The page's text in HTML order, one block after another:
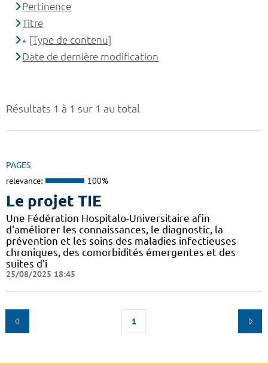
Résultats 1 à 1 sur 1 au total
PAGES
relevance: 100%
Le projet TIE
Une Fédération Hospitalo-Universitaire afin
d'améliorer les connaissances, le diagnostic, la
prévention et les soins des maladies infectieuses
chroniques, des comorbidités émergentes et des
suites d'i
25/08/2025 18:45
1
Pertinence
Titre
[Type de contenu]
Date de dernière modification